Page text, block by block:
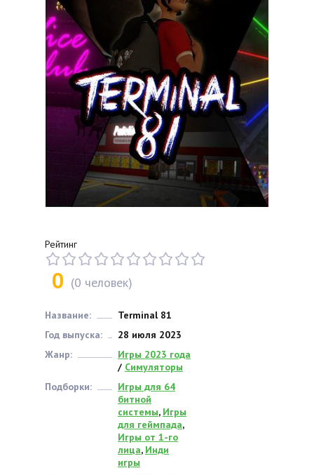
Рейтинг
0 (0 человек)
Название:
Terminal 81
Год выпуска:
28 июля 2023
Жанр:
Игры 2023 года
/ Симуляторы
Подборки:
Игры для 64
битной
системы, Игры
для геймпада,
Игры от 1-го
лица, Инди
игры